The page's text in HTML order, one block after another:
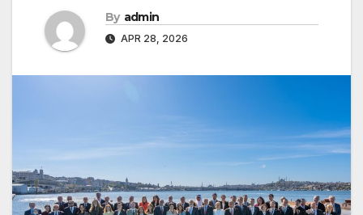
By admin
APR 28, 2026